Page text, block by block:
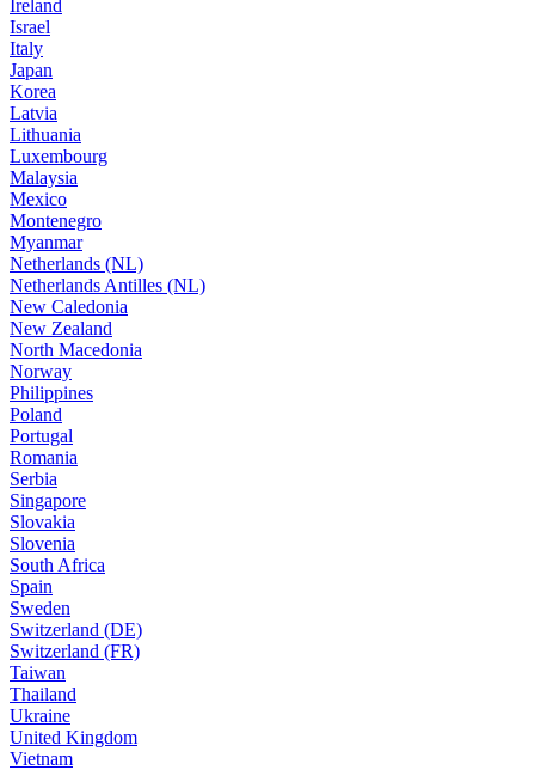
Ireland
Israel
Italy
Japan
Korea
Latvia
Lithuania
Luxembourg
Malaysia
Mexico
Montenegro
Myanmar
Netherlands (NL)
Netherlands Antilles (NL)
New Caledonia
New Zealand
North Macedonia
Norway
Philippines
Poland
Portugal
Romania
Serbia
Singapore
Slovakia
Slovenia
South Africa
Spain
Sweden
Switzerland (DE)
Switzerland (FR)
Taiwan
Thailand
Ukraine
United Kingdom
Vietnam